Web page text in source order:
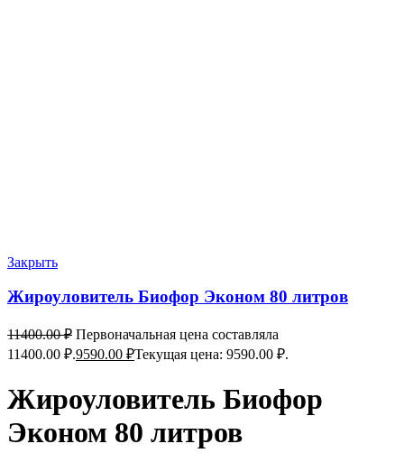
Закрыть
Жироуловитель Биофор Эконом 80 литров
11400.00₽ Первоначальная цена составляла
11400.00 ₽.9590.00 ₽Текущая цена: 9590.00 ₽.
Жироуловитель Биофор
Эконом 80 литров